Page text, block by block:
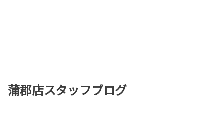
蒲郡店スタッフブログ